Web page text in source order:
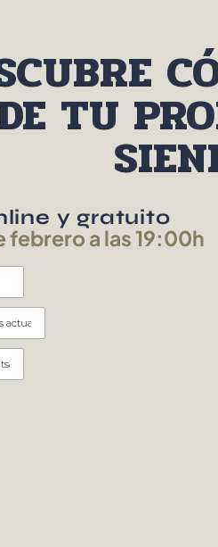
TU
y gratuito
febrero a las 19:00h